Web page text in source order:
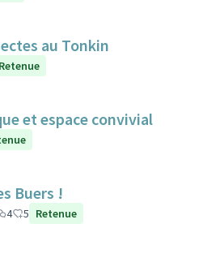
au Tonkin
Retenue
et espace convivial
Buers !
4 5 Retenue